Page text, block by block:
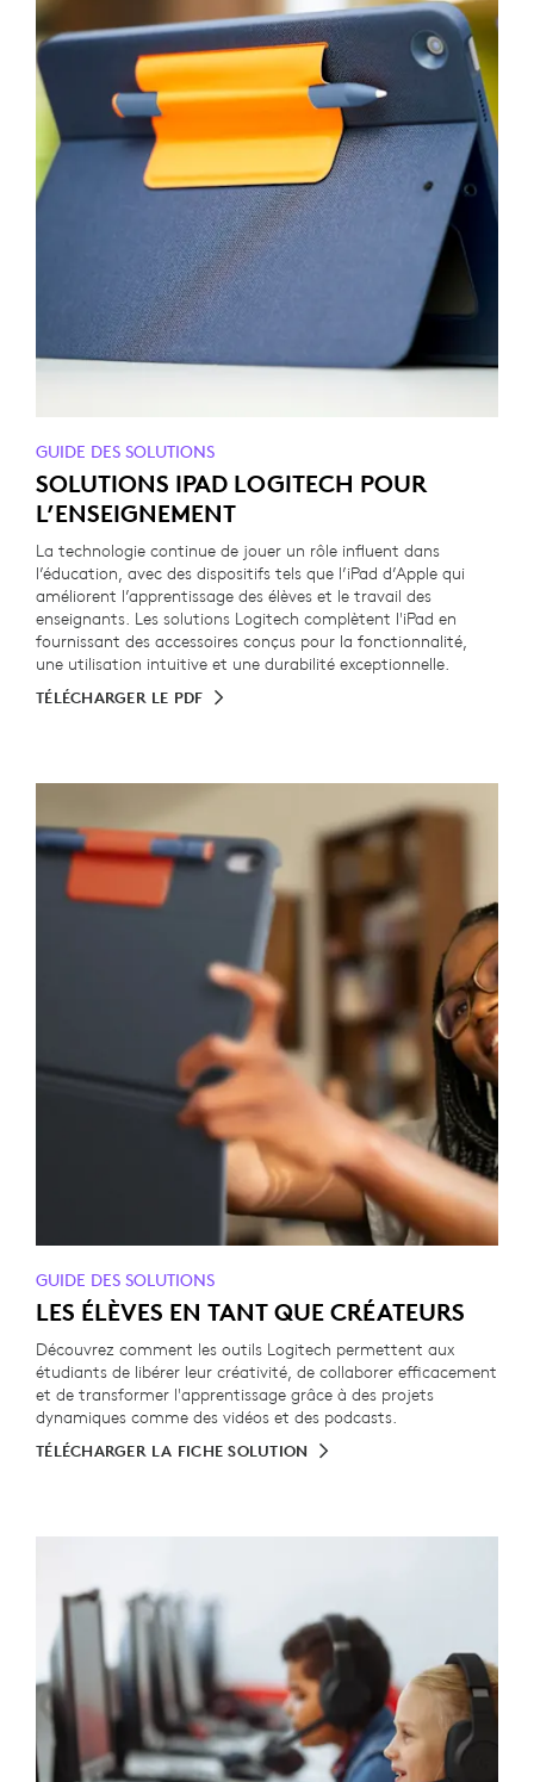
GUIDE DES SOLUTIONS
SOLUTIONS IPAD LOGITECH POUR
L’ENSEIGNEMENT
La technologie continue de jouer un rôle influent dans
l’éducation, avec des dispositifs tels que l’iPad d’Apple qui
améliorent l’apprentissage des élèves et le travail des
enseignants. Les solutions Logitech complètent l'iPad en
fournissant des accessoires conçus pour la fonctionnalité,
une utilisation intuitive et une durabilité exceptionnelle.
TÉLÉCHARGER LE PDF
GUIDE DES SOLUTIONS
LES ÉLÈVES EN TANT QUE CRÉATEURS
Découvrez comment les outils Logitech permettent aux
étudiants de libérer leur créativité, de collaborer efficacement
et de transformer l'apprentissage grâce à des projets
dynamiques comme des vidéos et des podcasts.
TÉLÉCHARGER LA FICHE SOLUTION